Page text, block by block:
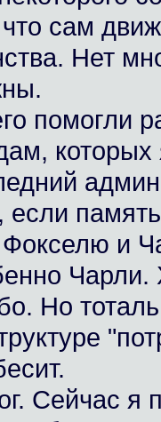
сам
Нет
помогли
которых
и
Чарли.
Но
Сейчас я